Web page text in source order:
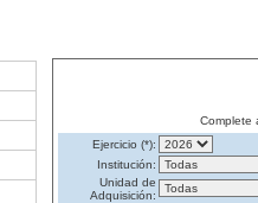
Complete
Ejercicio (*):
Institución:
Unidad de
Adquisición: